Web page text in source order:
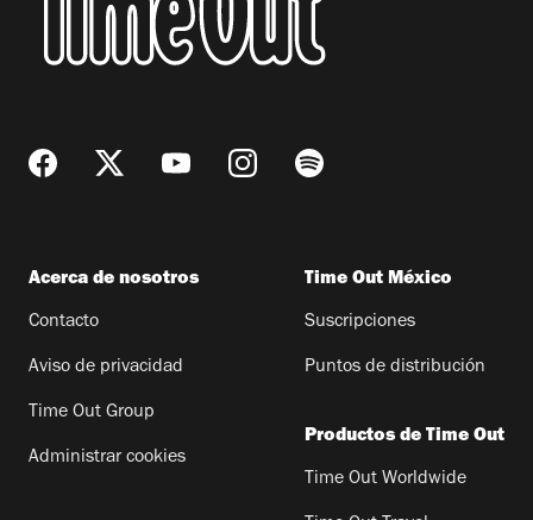
Acerca de nosotros
Contacto
Aviso de privacidad
Time Out Group
Administrar cookies
Time Out México
Suscripciones
Puntos de distribución
Productos de Time Out
Time Out Worldwide